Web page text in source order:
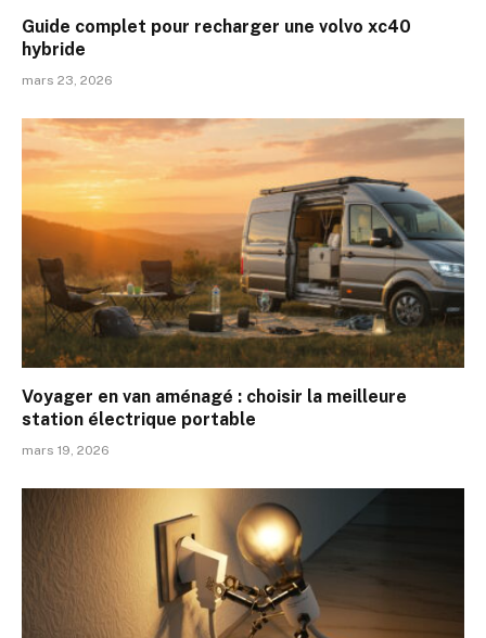
Guide complet pour recharger une volvo xc40
hybride
mars 23, 2026
Voyager en van aménagé : choisir la meilleure
station électrique portable
mars 19, 2026